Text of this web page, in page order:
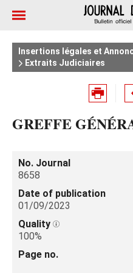
Insertions légales et
Extraits Judiciaires
GREFFE
No. Journal
8658
Date of publication
01/09/2023
Quality
100%
Page no.